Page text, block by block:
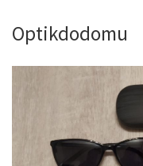
Optikdodomu